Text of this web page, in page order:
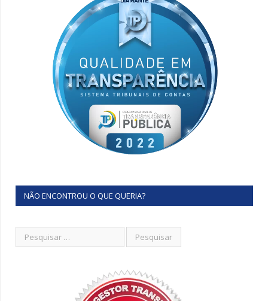
NÃO ENCONTROU O QUE QUERIA?